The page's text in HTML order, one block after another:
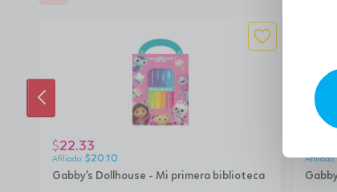
Gabby's Dollhouse - Mi primera biblioteca
$22.33
$20.10
ANTERIOR